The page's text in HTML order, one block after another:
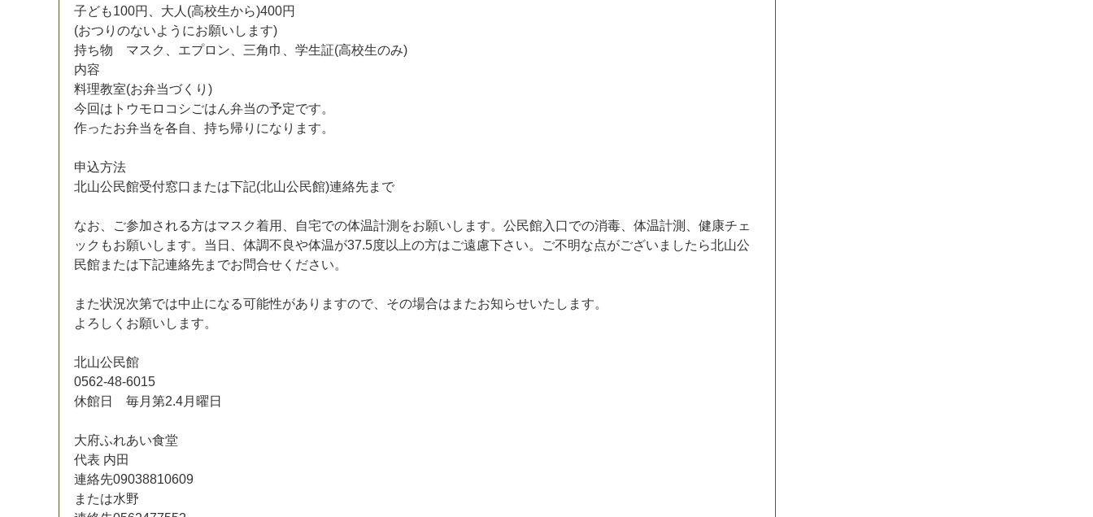
子ども100円 大 人 (高校生から)400円
(おつ り のないよ う にお願い し ま す)
持ち物 マス ク エプロ ン 三角巾 学生証(高校生のみ)
内容
料理教室(お弁当づく り )
今回 は ト ウモ ロ コ シごはん弁当の予定です。
作ったお弁当 を各自 持ち帰 り にな り ま す。
申込方法
北山公民館受付窓口 ま たは下記(北山公民館)連絡先ま で
なお ご参加さ れる方はマス ク着用 自宅での体温計測 をお願い し ま す。 公民館入 口での消毒 体温計測 健康チ ェ
ッ ク もお願い し ま す。 当 日 体調不良や体温が37.5度以 上の方はご遠慮下さ い。 ご不明な点がござい ま した ら北山公
民館ま たは下記連絡先ま でお問合せ く ださ い。
ま た状況次第では中 止になる可能性があ り ま すので その場合は ま たお知らせいた し ま す。
よ ろ し く お願い し ま す。
北山公民館
0562-48-6015
休館日 毎月 第2.4月 曜 日
大府ふれあい食堂
代表 内田
連絡先09038810609
ま たは水野